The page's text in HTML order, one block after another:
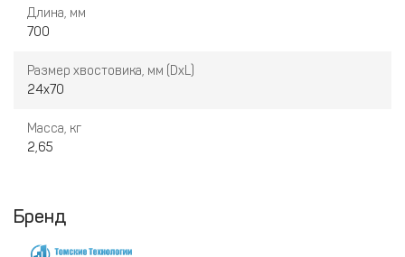
Длина, мм
700
Размер хвостовика, мм (DxL)
24х70
Масса, кг
2,65
Бренд